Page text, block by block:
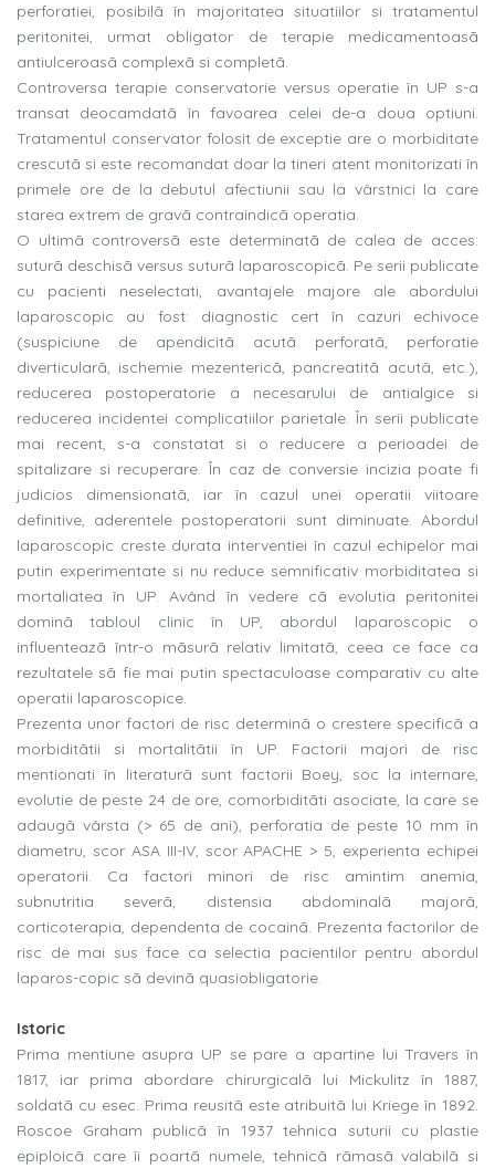
perforatiei, posibilã în majoritatea situatiilor si tratamentul
peritonitei, urmat obligator de terapie medicamentoasã
antiulceroasã complexã si completã.
Controversa terapie conservatorie versus operatie în UP s-a
transat deocamdatã în favoarea celei de-a doua optiuni.
Tratamentul conservator folosit de exceptie are o morbiditate
crescutã si este recomandat doar la tineri atent monitorizati în
primele ore de la debutul afectiunii sau la vârstnici la care
starea extrem de gravã contraindicã operatia.
O ultimã controversã este determinatã de calea de acces:
suturã deschisã versus suturã laparoscopicã. Pe serii publicate
cu pacienti neselectati, avantajele majore ale abordului
laparoscopic au fost: diagnostic cert în cazuri echivoce
(suspiciune de apendicitã acutã perforatã, perforatie
diverticularã, ischemie mezentericã, pancreatitã acutã, etc.),
reducerea postoperatorie a necesarului de antialgice si
reducerea incidentei complicatiilor parietale. În serii publicate
mai recent, s-a constatat si o reducere a perioadei de
spitalizare si recuperare. În caz de conversie incizia poate fi
judicios dimensionatã, iar în cazul unei operatii viitoare
definitive, aderentele postoperatorii sunt diminuate. Abordul
laparoscopic creste durata interventiei în cazul echipelor mai
putin experimentate si nu reduce semnificativ morbiditatea si
mortaliatea în UP. Având în vedere cã evolutia peritonitei
dominã tabloul clinic în UP, abordul laparoscopic o
influenteazã într-o mãsurã relativ limitatã, ceea ce face ca
rezultatele sã fie mai putin spectaculoase comparativ cu alte
operatii laparoscopice.
Prezenta unor factori de risc determinã o crestere specificã a
morbiditãtii si mortalitãtii în UP. Factorii majori de risc
mentionati în literaturã sunt factorii Boey, soc la internare,
evolutie de peste 24 de ore, comorbiditãti asociate, la care se
adaugã vârsta (> 65 de ani), perforatia de peste 10 mm în
diametru, scor ASA III-IV, scor APACHE > 5, experienta echipei
operatorii. Ca factori minori de risc amintim anemia,
subnutritia severã, distensia abdominalã majorã,
corticoterapia, dependenta de cocainã. Prezenta factorilor de
risc de mai sus face ca selectia pacientilor pentru abordul
laparos-copic sã devinã quasiobligatorie.
Istoric
Prima mentiune asupra UP se pare a apartine lui Travers în
1817, iar prima abordare chirurgicalã lui Mickulitz în 1887,
soldatã cu esec. Prima reusitã este atribuitã lui Kriege în 1892.
Roscoe Graham publicã în 1937 tehnica suturii cu plastie
epiploicã care îi poartã numele, tehnicã rãmasã valabilã si